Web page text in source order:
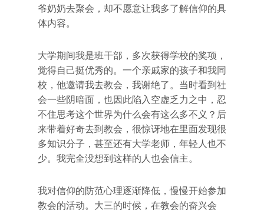
爷奶奶去聚会，却不愿意让我多了解信仰的具
体内容。
大学期间我是班干部，多次获得学校的奖项，
觉得自己挺优秀的。一个亲戚家的孩子和我同
校，他邀请我去教会，我谢绝了。当时看到社
会一些阴暗面，也因此陷入空虚乏力之中，忍
不住思考这个世界为什么会有这么多不义？后
来带着好奇去到教会，很惊讶地在里面发现很
多知识分子，甚至还有大学老师，年轻人也不
少。我完全没想到这样的人也会信主。
我对信仰的防范心理逐渐降低，慢慢开始参加
教会的活动。大三的时候，在教会的奋兴会